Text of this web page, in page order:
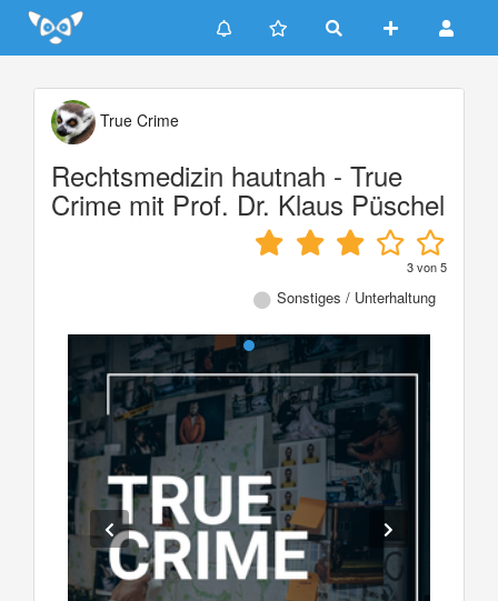
Update cookies preferences
True Crime
Rechtsmedizin hautnah - True
Crime mit Prof. Dr. Klaus Püschel
3von5
Sonstiges / Unterhaltung